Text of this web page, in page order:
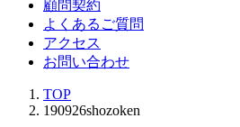
顧問契約
よくあるご質問
アクセス
お問い合わせ
TOP
190926shozoken